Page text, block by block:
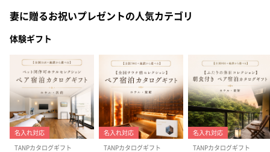
妻に贈るお祝いプレゼントの人気カテゴリ
体験ギフト